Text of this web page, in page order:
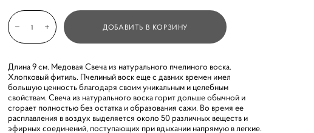
ДОБАВИТЬ В КОРЗИНУ
Длина 9 см. Медовая Свеча из натурального пчелиного воска.
Хлопковый фитиль. Пчелиный воск еще с давних времен имел
большую ценность благодаря своим уникальным и целебным
свойствам. Свеча из натурального воска горит дольше обычной и
сгорает полностью без остатка и образования сажи. Во время ее
расплавления в воздух выделяется около 50 различных веществ и
эфирных соединений, поступающих при вдыхании напрямую в легкие.